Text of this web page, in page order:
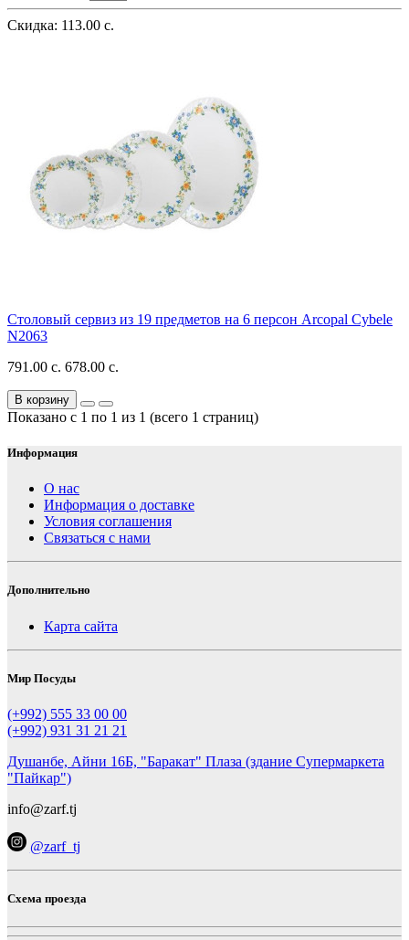
Скидка: 113.00 с.
Столовый сервиз из 19 предметов на 6 персон Arcopal Cybele
N2063
791.00 с. 678.00 с.
В корзину
Показано с 1 по 1 из 1 (всего 1 страниц)
Информация
О нас
Информация о доставке
Условия соглашения
Связаться с нами
Дополнительно
Карта сайта
Мир Посуды
(+992) 555 33 00 00
(+992) 931 31 21 21
Душанбе, Айни 16Б, "Баракат" Плаза (здание Супермаркета
"Пайкар")
info@zarf.tj
@zarf_tj
Схема проезда